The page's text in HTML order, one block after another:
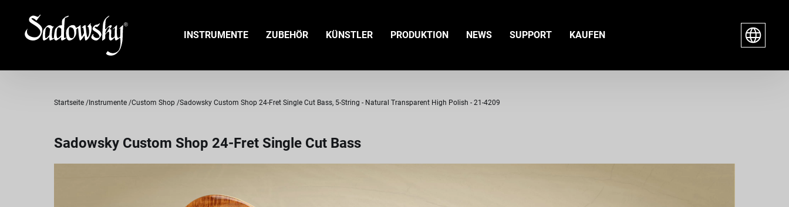
INSTRUMENTE ZUBEHÖR KÜNSTLER PRODUKTION NEWS SUPPORT KAUFEN
Startseite Instrumente Custom Shop Sadowsky Custom Shop 24-Fret Single Cut Bass, 5-String - Natural Transparent High Polish - 21-4209
Sadowsky Custom Shop 24-Fret Single Cut Bass